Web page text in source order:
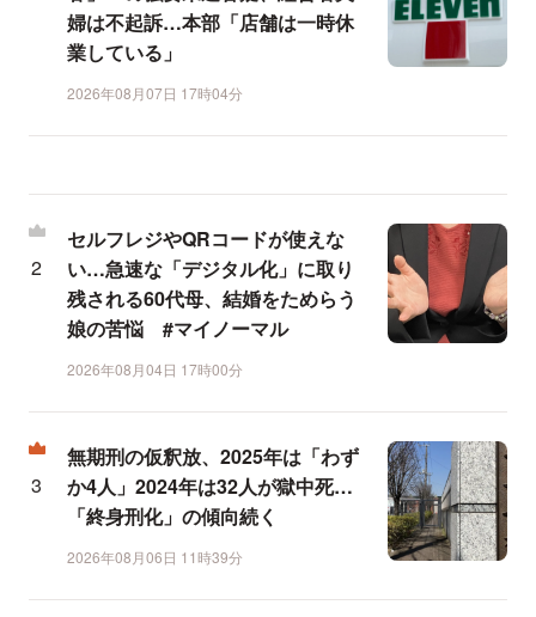
婦は不起訴…本部「店舗は一時休
業している」
2026年08月07日 17時04分
セルフレジやQRコードが使えな
い…急速な「デジタル化」に取り
残される60代母、結婚をためらう
娘の苦悩 #マイノーマル
2026年08月04日 17時00分
無期刑の仮釈放、2025年は「わず
か4人」2024年は32人が獄中死…
「終身刑化」の傾向続く
2026年08月06日 11時39分